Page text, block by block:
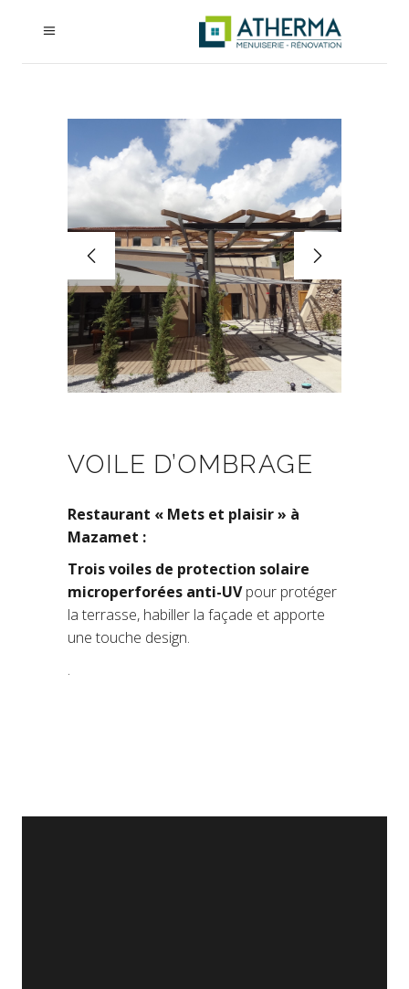
VOILE D’OMBRAGE
Restaurant « Mets et plaisir » à
Mazamet :
Trois voiles de protection solaire
microperforées anti-UVpour protéger
la terrasse, habiller la façade et apporte
une touche design.
.